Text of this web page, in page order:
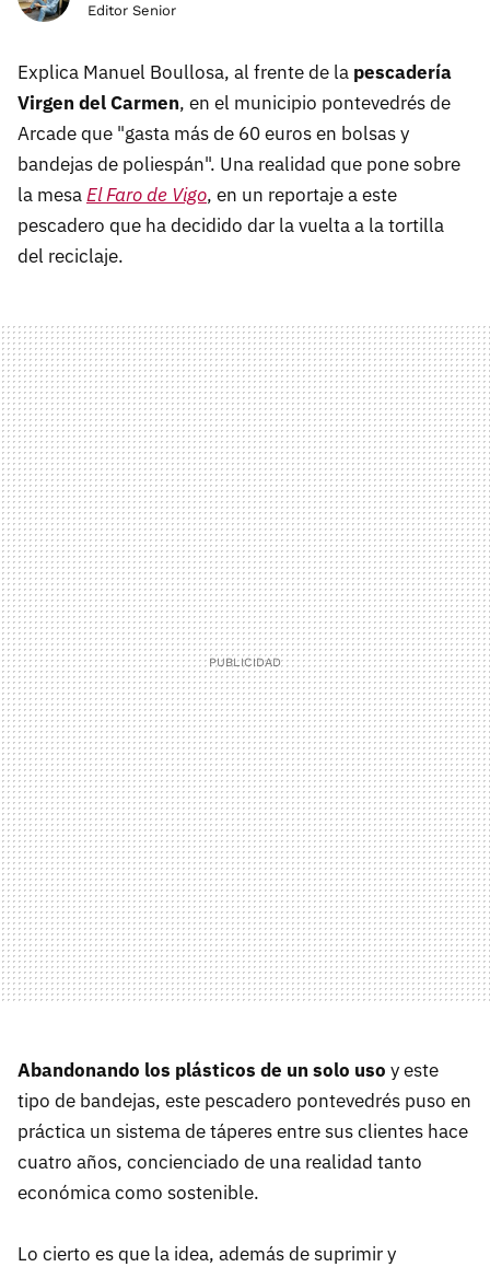
Editor Senior
Explica Manuel Boullosa, al frente de la pescadería
Virgen del Carmen, en el municipio pontevedrés de
Arcade que "gasta más de 60 euros en bolsas y
bandejas de poliespán". Una realidad que pone sobre
la mesaEl Faro de Vigo, en un reportaje a este
pescadero que ha decidido dar la vuelta a la tortilla
del reciclaje.
Abandonando los plásticos de un solo uso y este
tipo de bandejas, este pescadero pontevedrés puso en
práctica un sistema de táperes entre sus clientes hace
cuatro años, concienciado de una realidad tanto
económica como sostenible.
Lo cierto es que la idea, además de suprimir y